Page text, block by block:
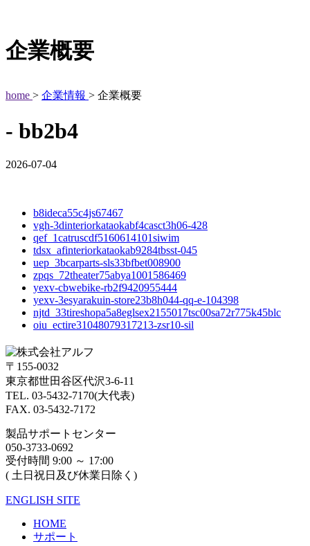
企業概要
home > 企業情報 > 企業概要
- bb2b4
2026-07-04
b8ideca55c4js67467
vgh-3dinteriorkataokabf4casct3h06-428
qef_1catruscdf5160614101siwim
tdsx_afinteriorkataokab9284tbsst-045
uep_3bcarparts-sls33bfbet008900
zpqs_72theater75abya1001586469
yexv-cbwebike-rb2f9420955444
yexv-3esyarakuin-store23b8h044-qq-e-104398
njtd_33tireshopa5a8eglsex2155017tsc00sa72r775k45blc
oiu_ectire31048079317213-zsr10-sil
〒155-0032
東京都世田谷区代沢3-6-11
TEL. 03-5432-7170(大代表)
FAX. 03-5432-7172
製品サポートセンター
050-3733-0692
受付時間 9:00 ～ 17:00
( 土日祝日及び休業日除く)
ENGLISH SITE
HOME
サポート